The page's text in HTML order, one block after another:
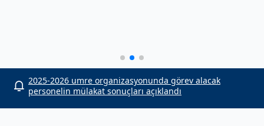
2025-2026 umre organizasyonunda görev alacak
personelin mülakat sonuçları açıklandı